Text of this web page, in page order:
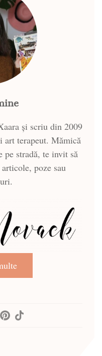
și scriu din 2009
art terapeut. Mămică
pe stradă, te invit să
poze sau